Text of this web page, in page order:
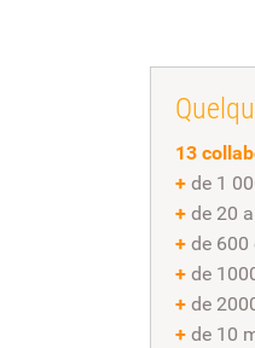
13
+ de 1
+ de 20
+ de
+ de
+ de
+ de 10